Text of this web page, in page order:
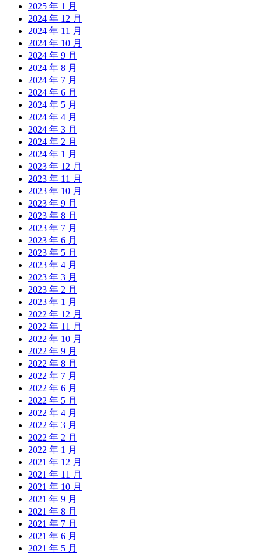
2025 年 1 月
2024 年 12 月
2024 年 11 月
2024 年 10 月
2024 年 9 月
2024 年 8 月
2024 年 7 月
2024 年 6 月
2024 年 5 月
2024 年 4 月
2024 年 3 月
2024 年 2 月
2024 年 1 月
2023 年 12 月
2023 年 11 月
2023 年 10 月
2023 年 9 月
2023 年 8 月
2023 年 7 月
2023 年 6 月
2023 年 5 月
2023 年 4 月
2023 年 3 月
2023 年 2 月
2023 年 1 月
2022 年 12 月
2022 年 11 月
2022 年 10 月
2022 年 9 月
2022 年 8 月
2022 年 7 月
2022 年 6 月
2022 年 5 月
2022 年 4 月
2022 年 3 月
2022 年 2 月
2022 年 1 月
2021 年 12 月
2021 年 11 月
2021 年 10 月
2021 年 9 月
2021 年 8 月
2021 年 7 月
2021 年 6 月
2021 年 5 月